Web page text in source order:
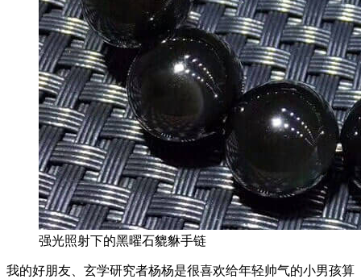
强光照射下的黑曜石貔貅手链
我的好朋友、玄学研究者杨杨是很喜欢给年轻帅气的小男孩算